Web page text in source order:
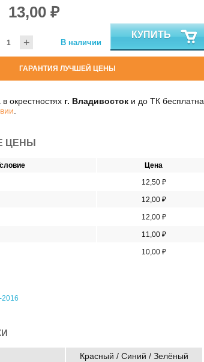
13,00 ₽
+ В наличии
КУПИТЬ
ГАРАНТИЯ ЛУЧШЕЙ ЦЕНЫ
в окрестностях г. Владивосток и до ТК бесплатна
ЦЕНЫ
Цена
12,50 ₽
12,00 ₽
12,00 ₽
11,00 ₽
10,00 ₽
Красный / Синий / Зелёный